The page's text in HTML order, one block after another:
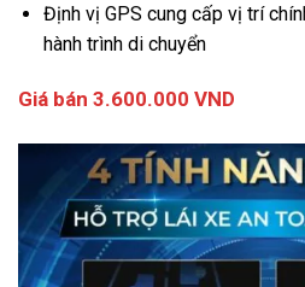
Định vị GPS cung cấp vị trí
hành trình di chuyển
Giá bán 3.600.000 VND